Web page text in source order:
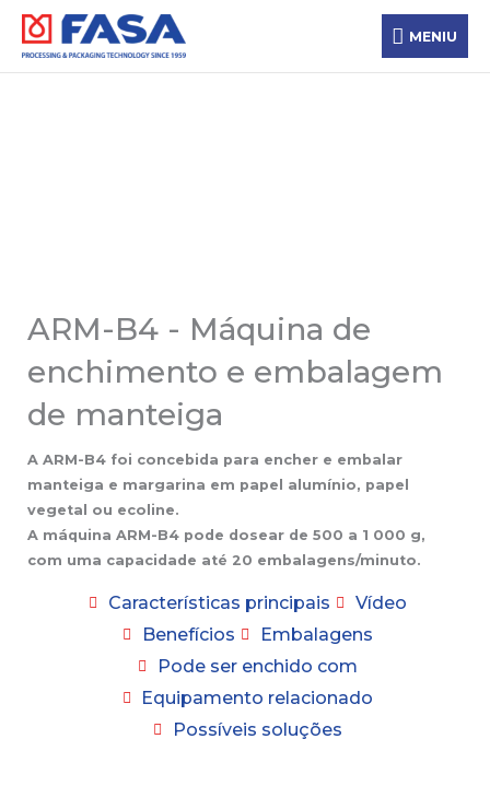
Skip
content
MENIU
MENIU
ARM-B4 - Máquina de
enchimento e embalagem
de manteiga
A ARM-B4 foi concebida para encher e embalar
manteiga e margarina em papel alumínio, papel
vegetal ou ecoline.
A máquina ARM-B4 pode dosear de 500 a 1 000 g,
com uma capacidade até 20 embalagens/minuto.
Características principais
Vídeo
Benefícios
Embalagens
Pode ser enchido com
Equipamento relacionado
Possíveis soluções